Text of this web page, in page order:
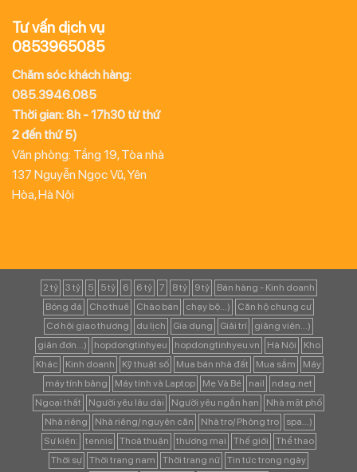
Tư vấn dịch vụ
0853965085
Chăm sóc khách hàng:
085.3946.085
Thời gian: 8h - 17h30 từ thứ
2 đến thứ 5)
Văn phòng: Tầng 19, Tòa nhà
137 Nguyễn Ngọc Vũ, Yên
Hòa, Hà Nội
2 tỷ 3 tỷ 5 5 tỷ 6 6 tỷ 7 8 tỷ 9 tỷ
Bán hàng - Kinh doanh
Bóng đá
Cho thuê Chào bán chạy bộ...)
Căn hộ chung cư
Cơ hội giao thương
du lịch Gia dụng Giải trí
giảng viên...)
giản đơn...)
hopdongtinhyeu hopdongtinhyeu.vn Hà Nội
Kho
Khác
Kinh doanh Kỹ thuật số Mua bán nhà đất Mua sắm
Máy
máy tính bảng
Máy tính và Laptop Mẹ Và Bé nail
ndag.net
Ngoại thất
Người yêu lâu dài Người yêu ngắn hạn
Nhà mặt phố
Nhà riêng
Nhà riêng/ nguyên căn Nhà trọ/ Phòng trọ
spa...)
Sự kiện:
tennis Thoả thuận thương mại Thế giới
Thể thao
Thời sự
Thời trang nam Thời trang nữ
Tin tức trong ngày